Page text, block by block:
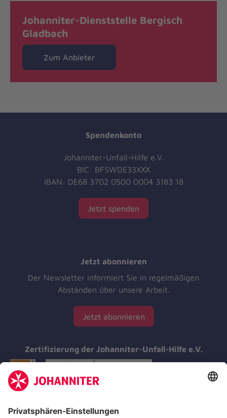
Johanniter-Dienststelle Bergisch
Gladbach
Zum Anbieter
Spendenkonto
Johanniter-Unfall-Hilfe e.V.
BIC: BFSWDE33XXX
IBAN: DE68 3702 0500 0004 3183 18
Jetzt spenden
Jetzt abonnieren
Der Newsletter informiert Sie in regelmäßigen
Abständen über unsere Arbeit.
Jetzt abonnieren
Zertifizierung der Johanniter-Unfall-Hilfe e.V.